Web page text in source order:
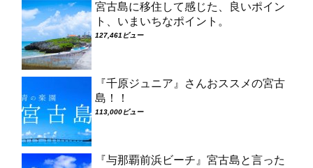
宮古島に移住して感じた、良いポイン
ト、いまいちなポイント。
127,461ビュー
『千原ジュニア』さんおススメの宮古
島！！
113,000ビュー
『与那覇前浜ビーチ』宮古島と言った